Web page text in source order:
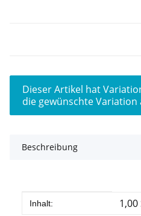
x
Dieser Artikel hat
die gewünschte Variation
Beschreibung
Produkteigenschaft
Wert
Inhalt: